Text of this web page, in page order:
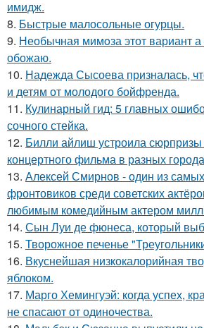
имидж.
8. Быстрые малосольные огурцы.
9. Необычная мимoза этот вариант
обожаю.
10. Надежда Сысоева призналась,
и детям от молодого бойфренда.
11. Кулинарный гид: 5 главных
сочного стейка.
12. Билли айлиш устроила сюрпризы
концертного фильма в разных
13. Алексей Смирнов - один из
фронтовиков среди советских
любимым комедийным актером
14. Сын Луи де фюнеса, который
15. Творожное печенье
16. Вкуснейшая низкокалорийная
яблоком.
17. Марго Хемингуэй: когда успех,
не спасают от одиночества.